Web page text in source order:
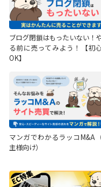
ブログ閉鎖はもったいない！
る前に売ってみよう！【初
OK】
マンガでわかるラッコM&A
主様向け）